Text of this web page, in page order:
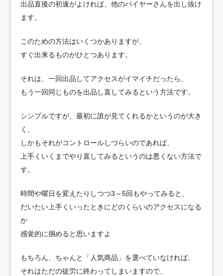
出品直後の初速がよければ、他のバイヤーさんを出し抜け
ます。
このための方法はいくつかありますが、
すぐ出来るものがひとつあります。
それは、一回出品してアクセスがイマイチだったら、
もう一回同じものを出品し直してみるという方法です。
シンプルですが、最初に誰が見てくれるかというのが大き
く、
しかもそれがコントロールしづらいのであれば、
上手くいくまでやり直してみるというのは悪くない方法で
す。
時間や曜日を変えたりしつつ3～5回もやってみると、
だいたい上手くいったときにどのくらいのアクセスになる
か
感覚的に掴めると思いますよ
もちろん、ちゃんと「人気商品」を選べていなければ、
それはただの徒労に終わってしまいますので、